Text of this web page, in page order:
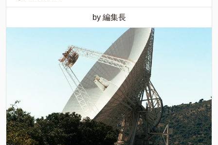
by 編集長